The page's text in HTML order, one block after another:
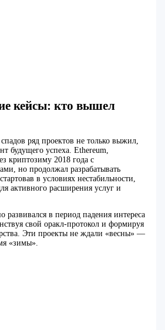
кейсы: кто вышел
ряд проектов не только выжил,
будущего успеха. Ethereum,
криптозиму 2018 года с
но продолжал разрабатывать
в условиях нестабильности,
активного расширения услуг и
развивался в период падения интереса
свой оракл-протокол и формируя
Эти проекты не ждали «весны» —
«зимы».